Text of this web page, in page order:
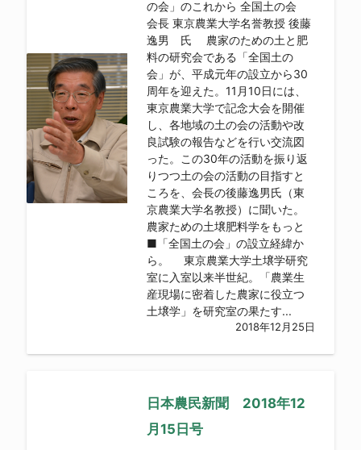
の会」のこれから 全国土の会
会長 東京農業大学名誉教授 後藤
逸男 氏 農家のための土と肥
料の研究会である「全国土の
会」が、平成元年の設立から30
周年を迎えた。11月10日には、
東京農業大学で記念大会を開催
し、各地域の土の会の活動や改
良試験の報告などを行い交流図
った。この30年の活動を振り返
りつつ土の会の活動の目指すと
ころを、会長の後藤逸男氏（東
京農業大学名教授）に聞いた。
農家ための土壌肥料学をもっと
■「全国土の会」の設立経緯か
ら。 東京農業大学土壌学研究
室に入室以来半世紀。「農業生
産現場に密着した農家に役立つ
土壌学」を研究室の果たす...
2018年12月25日
日本農民新聞 2018年12
月15日号